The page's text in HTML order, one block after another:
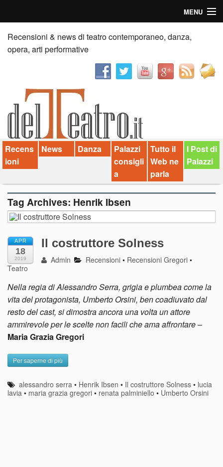
MENU
Home
Recensioni
News
Palazzi consiglia
Video
Chi siamo
Contatti
dT in English
Recensioni & news di teatro contemporaneo, danza,
opera, arti performative
Recens
ioni
News Danza
Palazzi
consigli
a
Tutto il
Web ne
parla
I Post di
Palazzi
Tag Archives: Henrik Ibsen
APR
18
2019
Il costruttore Solness
Admin Recensioni • Recensioni Gregori •
Teatro
Nella regia di Alessandro Serra, grigia e plumbea come la
vita del protagonista, Umberto Orsini, ben coadiuvato dal
resto del cast, si dimostra ancora una volta un attore
ammirevole per le scelte non facili che ama affrontare–
Maria Grazia Gregori
Per saperne di più
alessandro serra • Henrik Ibsen • Il costruttore Solness • lucia
lavia • maria grazia gregori • renata palminiello • Umberto Orsini